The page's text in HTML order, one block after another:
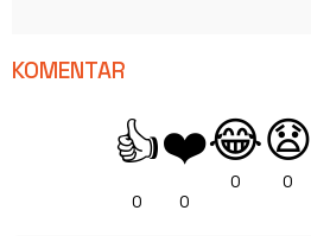
KOMENTAR
👍
0
❤️
0
😂
0
😧
0